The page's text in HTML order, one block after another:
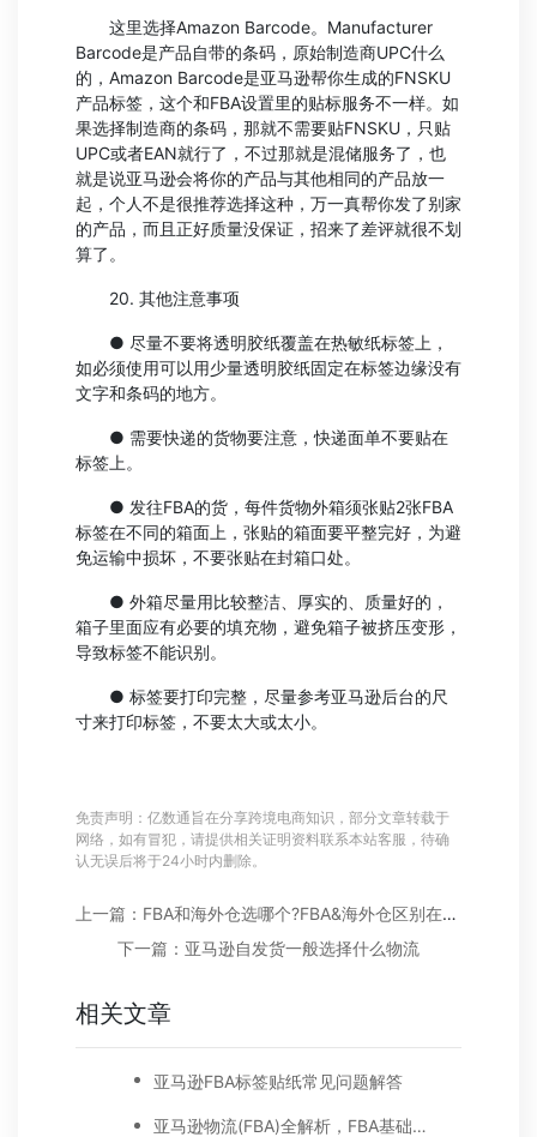
这里选择Amazon Barcode。Manufacturer
Barcode是产品自带的条码，原始制造商UPC什么
的，Amazon Barcode是亚马逊帮你生成的FNSKU
产品标签，这个和FBA设置里的贴标服务不一样。如
果选择制造商的条码，那就不需要贴FNSKU，只贴
UPC或者EAN就行了，不过那就是混储服务了，也
就是说亚马逊会将你的产品与其他相同的产品放一
起，个人不是很推荐选择这种，万一真帮你发了别家
的产品，而且正好质量没保证，招来了差评就很不划
算了。
20. 其他注意事项
● 尽量不要将透明胶纸覆盖在热敏纸标签上，
如必须使用可以用少量透明胶纸固定在标签边缘没有
文字和条码的地方。
● 需要快递的货物要注意，快递面单不要贴在
标签上。
● 发往FBA的货，每件货物外箱须张贴2张FBA
标签在不同的箱面上，张贴的箱面要平整完好，为避
免运输中损坏，不要张贴在封箱口处。
● 外箱尽量用比较整洁、厚实的、质量好的，
箱子里面应有必要的填充物，避免箱子被挤压变形，
导致标签不能识别。
● 标签要打印完整，尽量参考亚马逊后台的尺
寸来打印标签，不要太大或太小。
免责声明：亿数通旨在分享跨境电商知识，部分文章转载于
网络，如有冒犯，请提供相关证明资料联系本站客服，待确
认无误后将于24小时内删除。
上一篇：FBA和海外仓选哪个?FBA&海外仓区别在哪里?
下一篇：亚马逊自发货一般选择什么物流
相关文章
亚马逊FBA标签贴纸常见问题解答
亚马逊物流(FBA)全解析，FBA基础知识都在这里